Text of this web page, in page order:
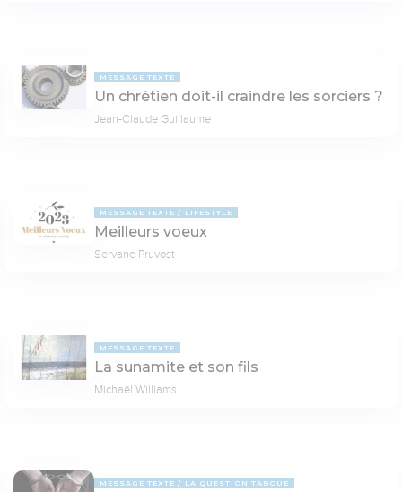
MESSAGE TEXTE
Un chrétien doit-il craindre les sorciers ?
Jean-Claude Guillaume
MESSAGE TEXTE LIFESTYLE
Meilleurs voeux
Servane Pruvost
MESSAGE TEXTE
La sunamite et son fils
Michaël Williams
MESSAGE TEXTE LA QUESTION TABOUE